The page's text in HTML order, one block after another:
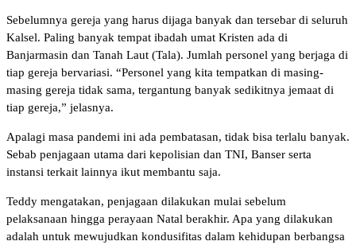
Sebelumnya gereja yang harus dijaga banyak dan tersebar di seluruh
Kalsel. Paling banyak tempat ibadah umat Kristen ada di
Banjarmasin dan Tanah Laut (Tala). Jumlah personel yang berjaga di
tiap gereja bervariasi. “Personel yang kita tempatkan di masing-
masing gereja tidak sama, tergantung banyak sedikitnya jemaat di
tiap gereja,” jelasnya.
Apalagi masa pandemi ini ada pembatasan, tidak bisa terlalu banyak.
Sebab penjagaan utama dari kepolisian dan TNI, Banser serta
instansi terkait lainnya ikut membantu saja.
Teddy mengatakan, penjagaan dilakukan mulai sebelum
pelaksanaan hingga perayaan Natal berakhir. Apa yang dilakukan
adalah untuk mewujudkan kondusifitas dalam kehidupan berbangsa